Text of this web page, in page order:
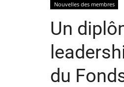
Nouvelles des membres
Un
du